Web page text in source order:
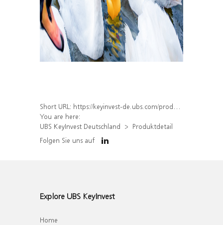
Short URL: https://keyinvest-de.ubs.com/produkt/detail/index/isin/DE000WA6S6W3
You are here:
UBS KeyInvest Deutschland
Produktdetail
Folgen Sie uns auf
Explore UBS KeyInvest
Home